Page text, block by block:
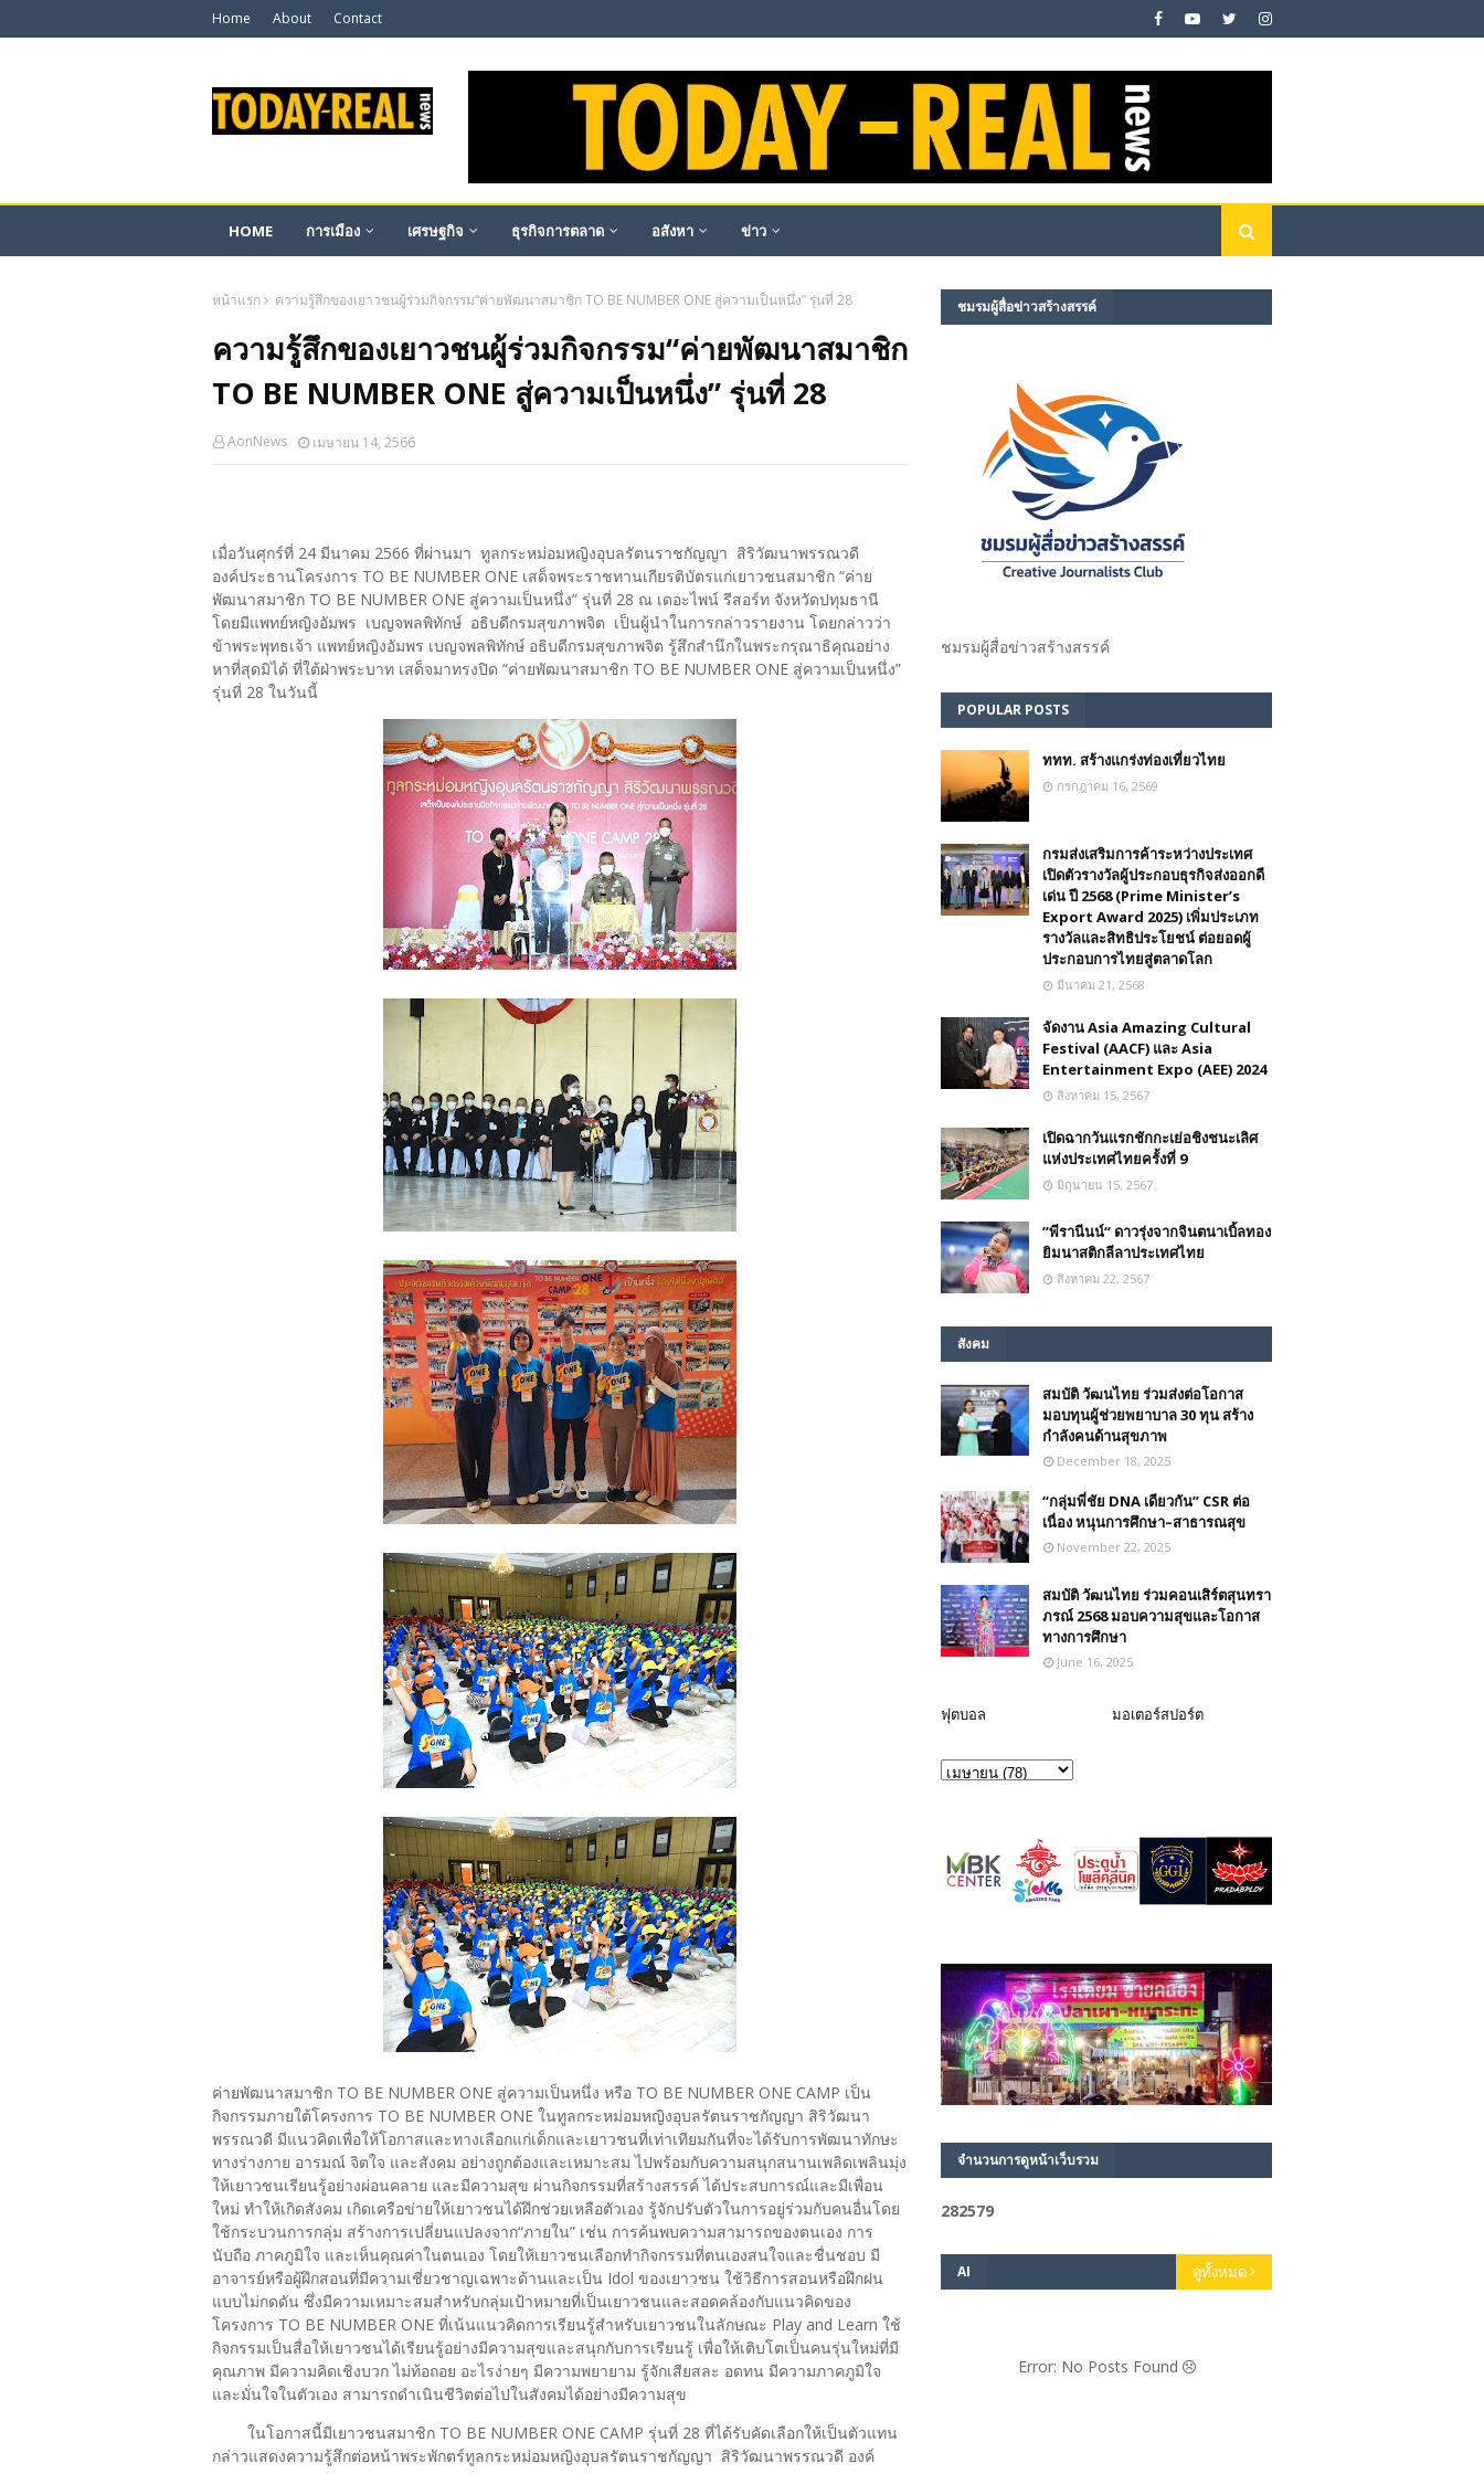
Home About Contact
HOME การเมือง เศรษฐกิจ ธุรกิจการตลาด อสังหา ข่าว
หน้าแรก ความรู้สึกของเยาวชนผู้ร่วมกิจกรรม“ค่ายพัฒนาสมาชิก TO BE NUMBER ONE สู่ความเป็นหนึ่ง” รุ่นที่ 28
ความรู้สึกของเยาวชนผู้ร่วมกิจกรรม“ค่ายพัฒนาสมาชิก
TO BE NUMBER ONE สู่ความเป็นหนึ่ง” รุ่นที่ 28
AonNews เมษายน 14, 2566
เมื่อวันศุกร์ที่ 24 มีนาคม 2566 ที่ผ่านมา ทูลกระหม่อมหญิงอุบลรัตนราชกัญญา สิริวัฒนาพรรณวดี
องค์ประธานโครงการ TO BE NUMBER ONE เสด็จพระราชทานเกียรติบัตรแก่เยาวชนสมาชิก “ค่าย
พัฒนาสมาชิก TO BE NUMBER ONE สู่ความเป็นหนึ่ง” รุ่นที่ 28 ณ เดอะไพน์ รีสอร์ท จังหวัดปทุมธานี
โดยมีแพทย์หญิงอัมพร เบญจพลพิทักษ์ อธิบดีกรมสุขภาพจิต เป็นผู้นำในการกล่าวรายงาน โดยกล่าวว่า
ข้าพระพุทธเจ้า แพทย์หญิงอัมพร เบญจพลพิทักษ์ อธิบดีกรมสุขภาพจิต รู้สึกสำนึกในพระกรุณาธิคุณอย่าง
หาที่สุดมิได้ ที่ใต้ฝ่าพระบาท เสด็จมาทรงปิด “ค่ายพัฒนาสมาชิก TO BE NUMBER ONE สู่ความเป็นหนึ่ง”
รุ่นที่ 28 ในวันนี้
ค่ายพัฒนาสมาชิก TO BE NUMBER ONE สู่ความเป็นหนึ่ง หรือ TO BE NUMBER ONE CAMP เป็น
กิจกรรมภายใต้โครงการ TO BE NUMBER ONE ในทูลกระหม่อมหญิงอุบลรัตนราชกัญญา สิริวัฒนา
พรรณวดี มีแนวคิดเพื่อให้โอกาสและทางเลือกแก่เด็กและเยาวชนที่เท่าเทียมกันที่จะได้รับการพัฒนาทักษะ
ทางร่างกาย อารมณ์ จิตใจ และสังคม อย่างถูกต้องและเหมาะสม ไปพร้อมกับความสนุกสนานเพลิดเพลินมุ่ง
ให้เยาวชนเรียนรู้อย่างผ่อนคลาย และมีความสุข ผ่านกิจกรรมที่สร้างสรรค์ ได้ประสบการณ์และมีเพื่อน
ใหม่ ทำให้เกิดสังคม เกิดเครือข่ายให้เยาวชนได้ฝึกช่วยเหลือตัวเอง รู้จักปรับตัวในการอยู่ร่วมกับคนอื่นโดย
ใช้กระบวนการกลุ่ม สร้างการเปลี่ยนแปลงจาก“ภายใน” เช่น การค้นพบความสามารถของตนเอง การ
นับถือ ภาคภูมิใจ และเห็นคุณค่าในตนเอง โดยให้เยาวชนเลือกทำกิจกรรมที่ตนเองสนใจและชื่นชอบ มี
อาจารย์หรือผู้ฝึกสอนที่มีความเชี่ยวชาญเฉพาะด้านและเป็น Idol ของเยาวชน ใช้วิธีการสอนหรือฝึกฝน
แบบไม่กดดัน ซึ่งมีความเหมาะสมสำหรับกลุ่มเป้าหมายที่เป็นเยาวชนและสอดคล้องกับแนวคิดของ
โครงการ TO BE NUMBER ONE ที่เน้นแนวคิดการเรียนรู้สำหรับเยาวชนในลักษณะ Play and Learn ใช้
กิจกรรมเป็นสื่อให้เยาวชนได้เรียนรู้อย่างมีความสุขและสนุกกับการเรียนรู้ เพื่อให้เติบโตเป็นคนรุ่นใหม่ที่มี
คุณภาพ มีความคิดเชิงบวก ไม่ท้อถอย อะไรง่ายๆ มีความพยายาม รู้จักเสียสละ อดทน มีความภาคภูมิใจ
และมั่นใจในตัวเอง สามารถดำเนินชีวิตต่อไปในสังคมได้อย่างมีความสุข
ในโอกาสนี้มีเยาวชนสมาชิก TO BE NUMBER ONE CAMP รุ่นที่ 28 ที่ได้รับคัดเลือกให้เป็นตัวแทน
กล่าวแสดงความรู้สึกต่อหน้าพระพักตร์ทูลกระหม่อมหญิงอุบลรัตนราชกัญญา สิริวัฒนาพรรณวดี องค์
ชมรม​ผู้สื่อข่าวสร้างสรรค์​
ชมรม​ผู้สื่อข่าวสร้างสรรค์​
POPULAR POSTS
ททท. สร้างแกร่งท่องเที่ยวไทย
กรกฎาคม 16, 2569
กรมส่งเสริมการค้าระหว่างประเทศ
เปิดตัวรางวัลผู้ประกอบธุรกิจส่งออกดี
เด่น ปี 2568 (Prime Minister’s
Export Award 2025) เพิ่มประเภท
รางวัลและสิทธิประโยชน์ ต่อยอดผู้
ประกอบการไทยสู่ตลาดโลก
มีนาคม 21, 2568
จัดงาน Asia Amazing Cultural
Festival (AACF) และ Asia
Entertainment Expo (AEE) 2024
สิงหาคม 15, 2567
เปิดฉากวันแรกชักกะเย่อชิงชนะเลิศ
แห่งประเทศไทยครั้งที่ 9
มิถุนายน 15, 2567
”พีรานีนน์“​ ดาวรุ่งจากจินตนาเบิ้ลทอง
ยิมนาสติกลีลาประเทศไทย
สิงหาคม 22, 2567
สังคม
สมบัติ วัฒนไทย ร่วมส่งต่อโอกาส
มอบทุนผู้ช่วยพยาบาล 30 ทุน สร้าง
กำลังคนด้านสุขภาพ
December 18, 2025
“กลุ่มพี่ชัย DNA เดียวกัน” CSR ต่อ
เนื่อง หนุนการศึกษา–สาธารณสุข
November 22, 2025
สมบัติ วัฒนไทย ร่วมคอนเสิร์ตสุนทรา
ภรณ์ 2568 มอบความสุขและโอกาส
ทางการศึกษา
June 16, 2025
ฟุตบอล มอเตอร์สปอร์ต
จำนวนการดูหน้าเว็บรวม
282579
AI ดูทั้งหมด
Error: No Posts Found